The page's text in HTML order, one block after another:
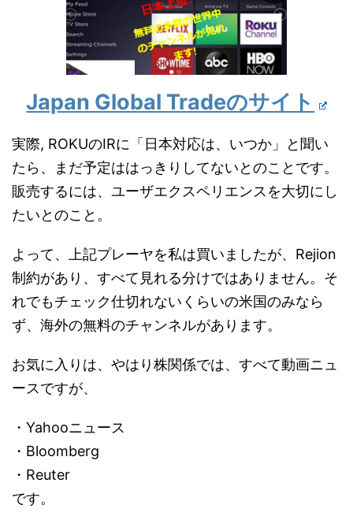
Japan Global Tradeのサイト
実際, ROKUのIRに「日本対応は、いつか」と聞い
たら、まだ予定ははっきりしてないとのことです。
販売するには、ユーザエクスペリエンスを大切にし
たいとのこと。
よって、上記プレーヤを私は買いましたが、Rejion
制約があり、すべて見れる分けではありません。そ
れでもチェック仕切れないくらいの米国のみなら
ず、海外の無料のチャンネルがあります。
お気に入りは、やはり株関係では、すべて動画ニュ
ースですが、
・Yahooニュース
・Bloomberg
・Reuter
です。